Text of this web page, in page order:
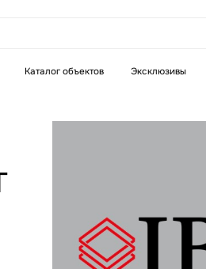
Каталог объектов Эксклюзивы
WhatsApp Telegram